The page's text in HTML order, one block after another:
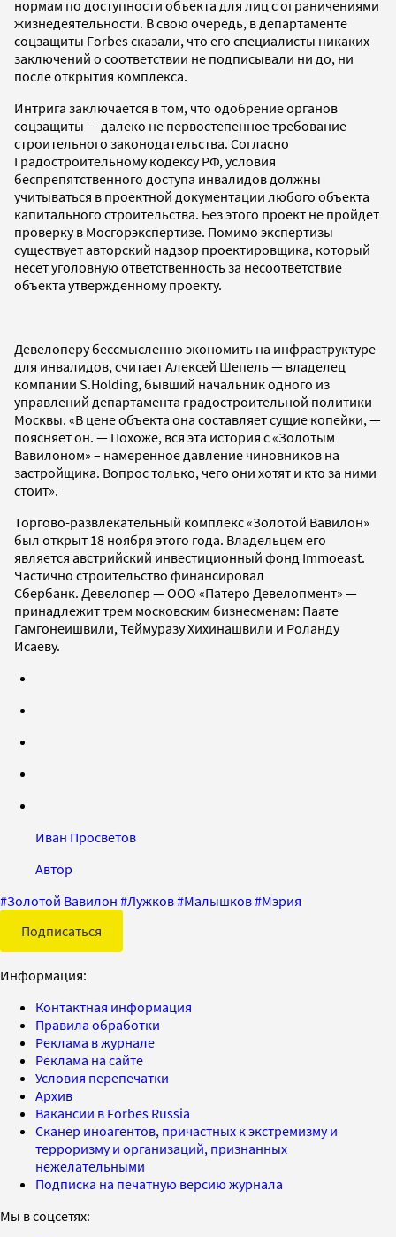
нормам по доступности объекта для лиц с ограничениями
жизнедеятельности. В свою очередь, в департаменте
соцзащиты Forbes сказали, что его специалисты никаких
заключений о соответствии не подписывали ни до, ни
после открытия комплекса.
Интрига заключается в том, что одобрение органов
соцзащиты — далеко не первостепенное требование
строительного законодательства. Согласно
Градостроительному кодексу РФ, условия
беспрепятственного доступа инвалидов должны
учитываться в проектной документации любого объекта
капитального строительства. Без этого проект не пройдет
проверку в Мосгорэкспертизе. Помимо экспертизы
существует авторский надзор проектировщика, который
несет уголовную ответственность за несоответствие
объекта утвержденному проекту.
Девелоперу бессмысленно экономить на инфраструктуре
для инвалидов, считает Алексей Шепель — владелец
компании S.Holding, бывший начальник одного из
управлений департамента градостроительной политики
Москвы. «В цене объекта она составляет сущие копейки, —
поясняет он. — Похоже, вся эта история с «Золотым
Вавилоном» – намеренное давление чиновников на
застройщика. Вопрос только, чего они хотят и кто за ними
стоит».
Торгово-развлекательный комплекс «Золотой Вавилон»
был открыт 18 ноября этого года. Владельцем его
является австрийский инвестиционный фонд Immoeast.
Частично строительство финансировал
Сбербанк. Девелопер — ООО «Патеро Девелопмент» —
принадлежит трем московским бизнесменам: Паате
Гамгонеишвили, Теймуразу Хихинашвили и Роланду
Исаеву.
Иван Просветов
Автор
#Золотой Вавилон #Лужков#Малышков#Мэрия
Подписаться
Информация:
Контактная информация
Правила обработки
Реклама в журнале
Реклама на сайте
Условия перепечатки
Архив
Вакансии в Forbes Russia
Сканер иноагентов, причастных к экстремизму и
терроризму и организаций, признанных
нежелательными
Подписка на печатную версию журнала
Мы в соцсетях: